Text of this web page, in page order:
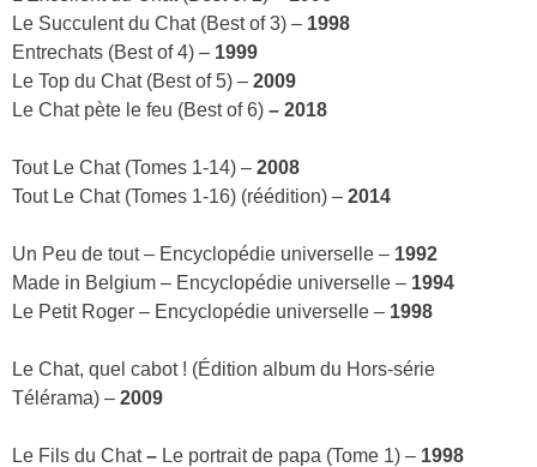
Le Succulent du Chat (Best of 3) – 1998
Entrechats (Best of 4) – 1999
Le Top du Chat (Best of 5) – 2009
Le Chat pète le feu (Best of 6) – 2018
Tout Le Chat (Tomes 1-14) – 2008
Tout Le Chat (Tomes 1-16) (réédition) – 2014
Un Peu de tout – Encyclopédie universelle – 1992
Made in Belgium – Encyclopédie universelle – 1994
Le Petit Roger – Encyclopédie universelle – 1998
Le Chat, quel cabot ! (Édition album du Hors-série
Télérama) – 2009
Le Fils du Chat– Le portrait de papa (Tome 1) – 1998